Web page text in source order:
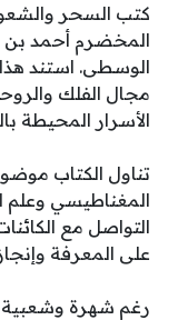
كتب السحر
المخضرم أحمد بن
الوسطى. استند
مجال الفلك
الأسرار المحيطة
تناول الكتاب
المغناطيسي
التواصل مع
على المعرفة
رغم شهرة وشعبية